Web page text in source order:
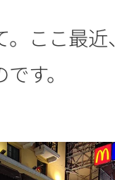
。ここ最
す。